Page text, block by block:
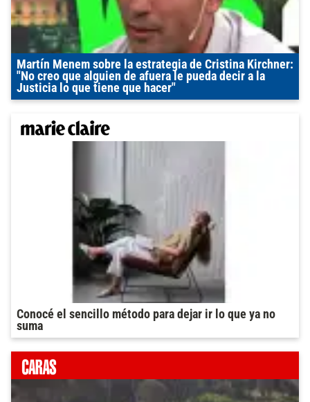
Martín Menem sobre la estrategia de Cristina Kirchner:
"No creo que alguien de afuera le pueda decir a la
Justicia lo que tiene que hacer"
Conocé el sencillo método para dejar ir lo que ya no
suma